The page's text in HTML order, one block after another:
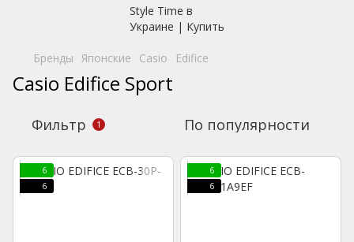
Бренды Японские Casio Edifice
Casio Edifice Sport
Фильтр 1 По популярности
6
6
6
6